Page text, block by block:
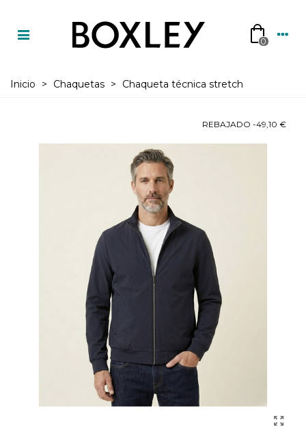
0
Inicio > Chaquetas > Chaqueta técnica stretch
REBAJADO -49,10 €